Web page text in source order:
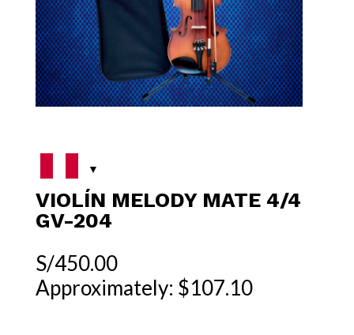
VIOLÍN MELODY MATE 4/4
GV-204
S/450.00
Approximately: $107.10